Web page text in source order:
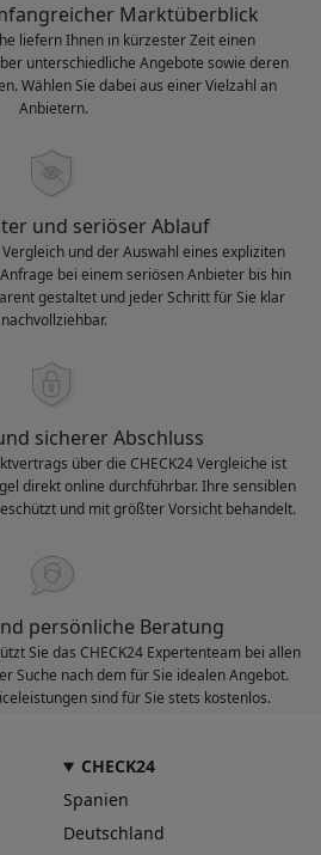
Marktüberblick
liefern Ihnen in kürzester Zeit einen
unterschiedliche Angebote sowie deren
Wählen Sie dabei aus einer Vielzahl an
Anbietern.
und seriöser Ablauf
und der Auswahl eines expliziten
bei einem seriösen Anbieter bis hin
gestaltet und jeder Schritt für Sie klar
nachvollziehbar.
sicherer Abschluss
über die CHECK24 Vergleiche ist
direkt online durchführbar. Ihre sensiblen
und mit größter Vorsicht behandelt.
persönliche Beratung
Sie das CHECK24 Expertenteam bei allen
Suche nach dem für Sie idealen Angebot.
sind für Sie stets kostenlos.
CHECK24
Spanien
Deutschland